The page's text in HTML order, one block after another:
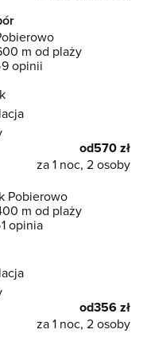
m od plaży
9 opinii
od570 zł
za 1 noc, 2 osoby
Pobierowo
m od plaży
1 opinia
od356 zł
za 1 noc, 2 osoby